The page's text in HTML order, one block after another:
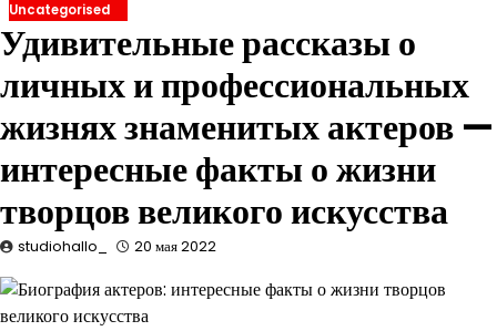
Uncategorised
Удивительные рассказы о
личных и профессиональных
жизнях знаменитых актеров —
интересные факты о жизни
творцов великого искусства
studiohallo_ 20 мая 2022